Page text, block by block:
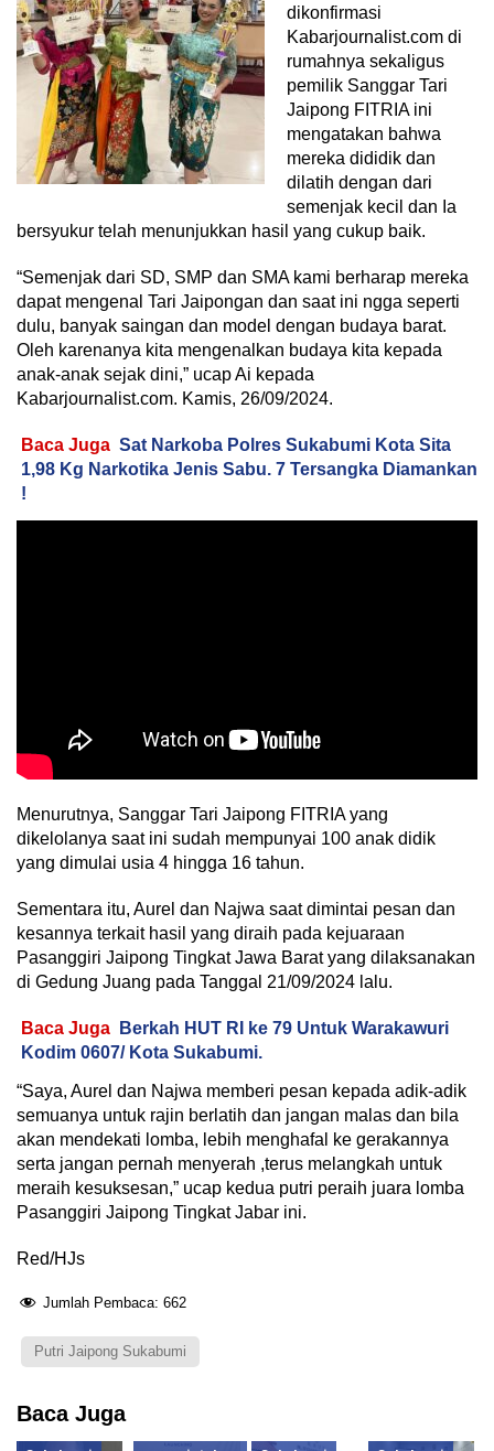
dikonfirmasi
Kabarjournalist.com di
rumahnya sekaligus
pemilik Sanggar Tari
Jaipong FITRIA ini
mengatakan bahwa
mereka dididik dan
dilatih dengan dari
semenjak kecil dan Ia
bersyukur telah menunjukkan hasil yang cukup baik.
“Semenjak dari SD, SMP dan SMA kami berharap mereka
dapat mengenal Tari Jaipongan dan saat ini ngga seperti
dulu, banyak saingan dan model dengan budaya barat.
Oleh karenanya kita mengenalkan budaya kita kepada
anak-anak sejak dini,” ucap Ai kepada
Kabarjournalist.com. Kamis, 26/09/2024.
Baca Juga Sat Narkoba Polres Sukabumi Kota Sita
1,98 Kg Narkotika Jenis Sabu. 7 Tersangka Diamankan
!
Menurutnya, Sanggar Tari Jaipong FITRIA yang
dikelolanya saat ini sudah mempunyai 100 anak didik
yang dimulai usia 4 hingga 16 tahun.
Sementara itu, Aurel dan Najwa saat dimintai pesan dan
kesannya terkait hasil yang diraih pada kejuaraan
Pasanggiri Jaipong Tingkat Jawa Barat yang dilaksanakan
di Gedung Juang pada Tanggal 21/09/2024 lalu.
Baca Juga
Berkah HUT RI ke 79 Untuk Warakawuri
Kodim 0607/ Kota Sukabumi.
“Saya, Aurel dan Najwa memberi pesan kepada adik-adik
semuanya untuk rajin berlatih dan jangan malas dan bila
akan mendekati lomba, lebih menghafal ke gerakannya
serta jangan pernah menyerah ,terus melangkah untuk
meraih kesuksesan,” ucap kedua putri peraih juara lomba
Pasanggiri Jaipong Tingkat Jabar ini.
Red/HJs
Jumlah Pembaca: 662
Putri Jaipong Sukabumi
Baca Juga